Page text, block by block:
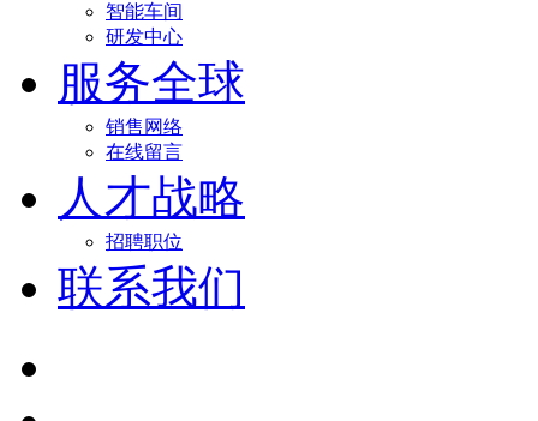
智能车间
研发中心
服务全球
销售网络
在线留言
人才战略
招聘职位
联系我们